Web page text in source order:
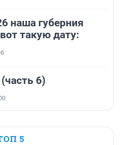
наша губерния
такую дату:
6)
5